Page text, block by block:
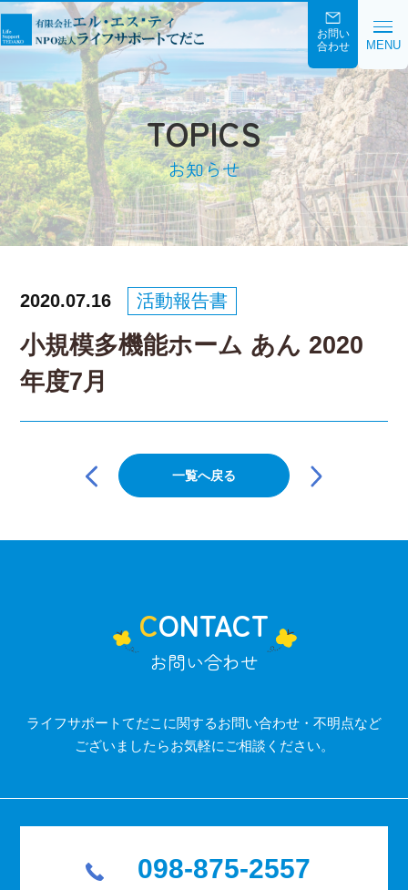
お問い
合わせ
MENU
TOPICS
お知らせ
小規模多機能ホーム あん 2020
年度7月
2020.07.16 活動報告書
シ
一覧へ戻る
CONTACT
お問い合わせ
ライフサポートてだこに関するお問い合わせ・不明点など
ございましたらお気軽にご相談ください。
098-875-2557